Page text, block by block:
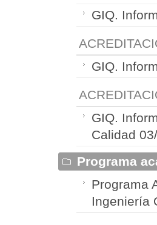
GIQ.
GIQ.
GIQ.
Calidad
Programa
Programa
Ingeniería